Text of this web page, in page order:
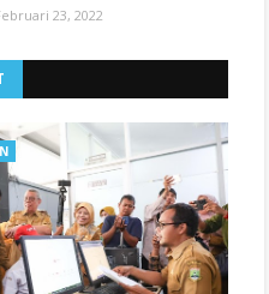
23, 2022